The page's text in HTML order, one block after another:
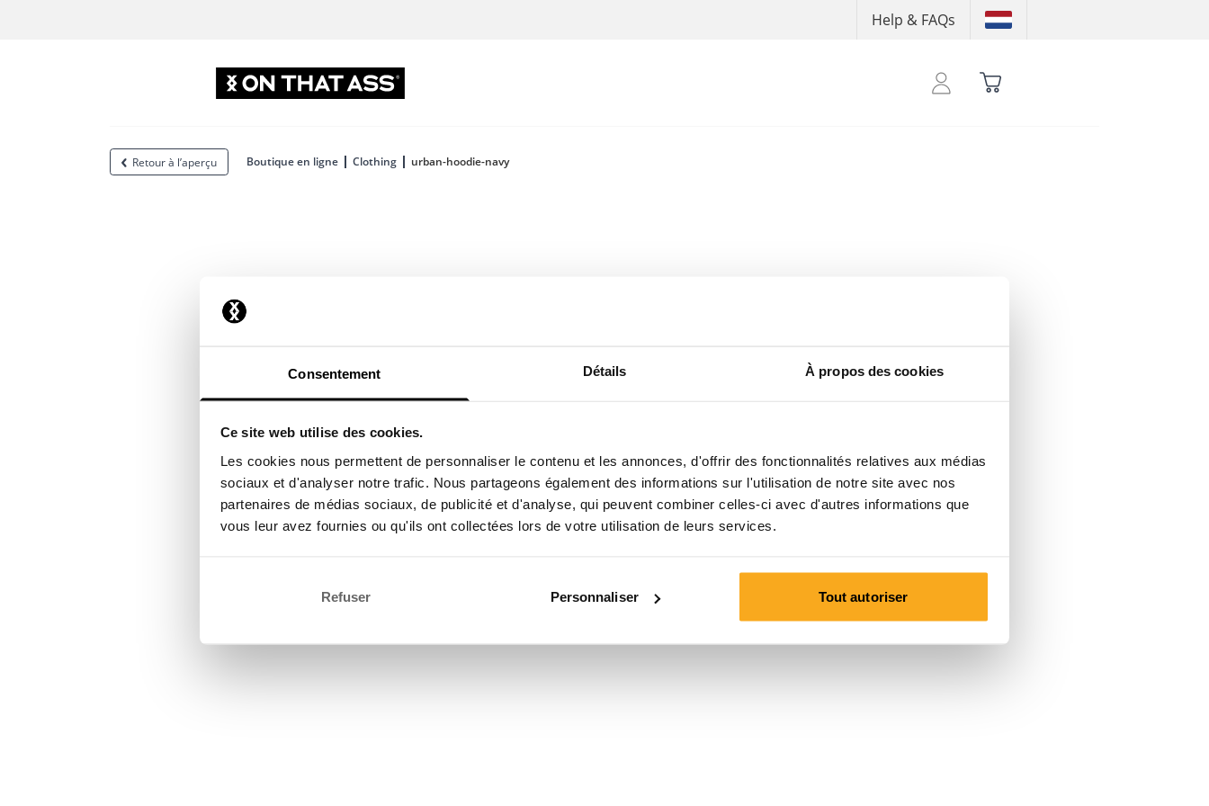
Consentement Détails À propos des cookies
Ce site web utilise des cookies.
Les cookies nous permettent de personnaliser le contenu et les annonces, d'offrir des fonctionnalités relatives aux médias
sociaux et d'analyser notre trafic. Nous partageons également des informations sur l'utilisation de notre site avec nos
partenaires de médias sociaux, de publicité et d'analyse, qui peuvent combiner celles-ci avec d'autres informations que
vous leur avez fournies ou qu'ils ont collectées lors de votre utilisation de leurs services.
Refuser Personnaliser Tout autoriser
Help & FAQs
Retour à l’aperçu Boutique en ligne Clothing urban-hoodie-navy